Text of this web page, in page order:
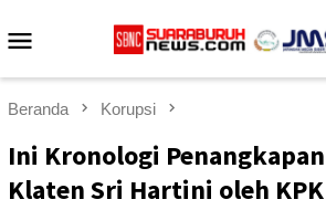
ke
Beranda Korupsi
Ini Kronologi
Klaten Sri Hartini oleh KPK